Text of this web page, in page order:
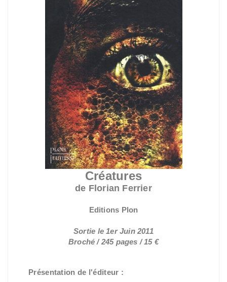
Créatures
de Florian Ferrier
Editions Plon
Sortie le 1er Juin 2011
Broché / 245 pages / 15 €
Présentation de l'éditeur :